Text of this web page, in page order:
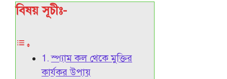
বিষয় সূচীঃ-
স্প্যাম কল থেকে মুক্তির
কার্যকর উপায়